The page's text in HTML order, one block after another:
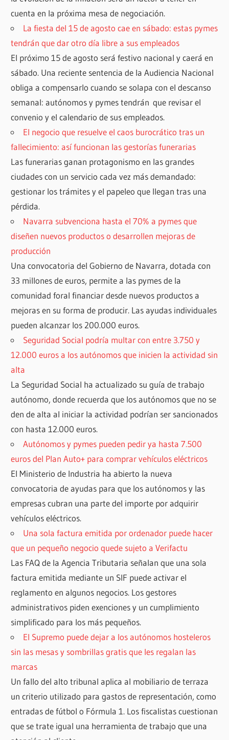
cuenta en la próxima mesa de negociación.
La fiesta del 15 de agosto cae en sábado: estas pymes
tendrán que dar otro día libre a sus empleados
El próximo 15 de agosto será festivo nacional y caerá en
sábado. Una reciente sentencia de la Audiencia Nacional
obliga a compensarlo cuando se solapa con el descanso
semanal: autónomos y pymes tendrán que revisar el
convenio y el calendario de sus empleados.
El negocio que resuelve el caos burocrático tras un
fallecimiento: así funcionan las gestorías funerarias
Las funerarias ganan protagonismo en las grandes
ciudades con un servicio cada vez más demandado:
gestionar los trámites y el papeleo que llegan tras una
pérdida.
Navarra subvenciona hasta el 70% a pymes que
diseñen nuevos productos o desarrollen mejoras de
producción
Una convocatoria del Gobierno de Navarra, dotada con
33 millones de euros, permite a las pymes de la
comunidad foral financiar desde nuevos productos a
mejoras en su forma de producir. Las ayudas individuales
pueden alcanzar los 200.000 euros.
Seguridad Social podría multar con entre 3.750 y
12.000 euros a los autónomos que inicien la actividad sin
alta
La Seguridad Social ha actualizado su guía de trabajo
autónomo, donde recuerda que los autónomos que no se
den de alta al iniciar la actividad podrían ser sancionados
con hasta 12.000 euros.
Autónomos y pymes pueden pedir ya hasta 7.500
euros del Plan Auto+ para comprar vehículos eléctricos
El Ministerio de Industria ha abierto la nueva
convocatoria de ayudas para que los autónomos y las
empresas cubran una parte del importe por adquirir
vehículos eléctricos.
Una sola factura emitida por ordenador puede hacer
que un pequeño negocio quede sujeto a Verifactu
Las FAQ de la Agencia Tributaria señalan que una sola
factura emitida mediante un SIF puede activar el
reglamento en algunos negocios. Los gestores
administrativos piden exenciones y un cumplimiento
simplificado para los más pequeños.
El Supremo puede dejar a los autónomos hosteleros
sin las mesas y sombrillas gratis que les regalan las
marcas
Un fallo del alto tribunal aplica al mobiliario de terraza
un criterio utilizado para gastos de representación, como
entradas de fútbol o Fórmula 1. Los fiscalistas cuestionan
que se trate igual una herramienta de trabajo que una